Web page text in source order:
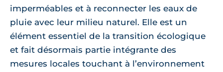
imperméables et à reconnecter les eaux de
pluie avec leur milieu naturel. Elle est un
élément essentiel de la transition écologique
et fait désormais partie intégrante des
mesures locales touchant à l’environnement